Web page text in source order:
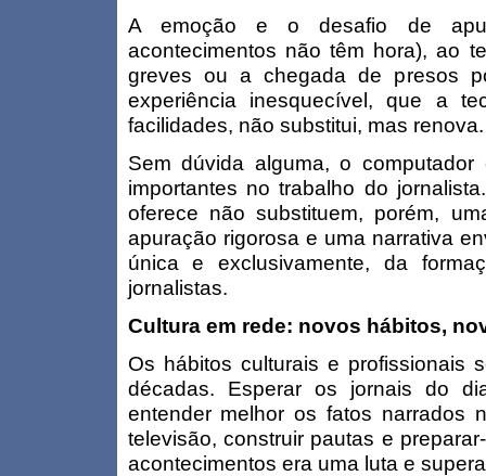
A emoção e o desafio de
acontecimentos não têm hora), ao
greves ou a chegada de presos
experiência inesquecível, que a
facilidades, não substitui, mas renova.
Sem dúvida alguma, o
importantes no trabalho do
oferece não substituem, porém,
apuração rigorosa e uma narrativa
única e exclusivamente, da
jornalistas.
Cultura em rede: novos hábitos,
Os hábitos culturais e profissionais
décadas. Esperar os jornais do
entender melhor os fatos narrados
televisão, construir pautas e
acontecimentos era uma luta e